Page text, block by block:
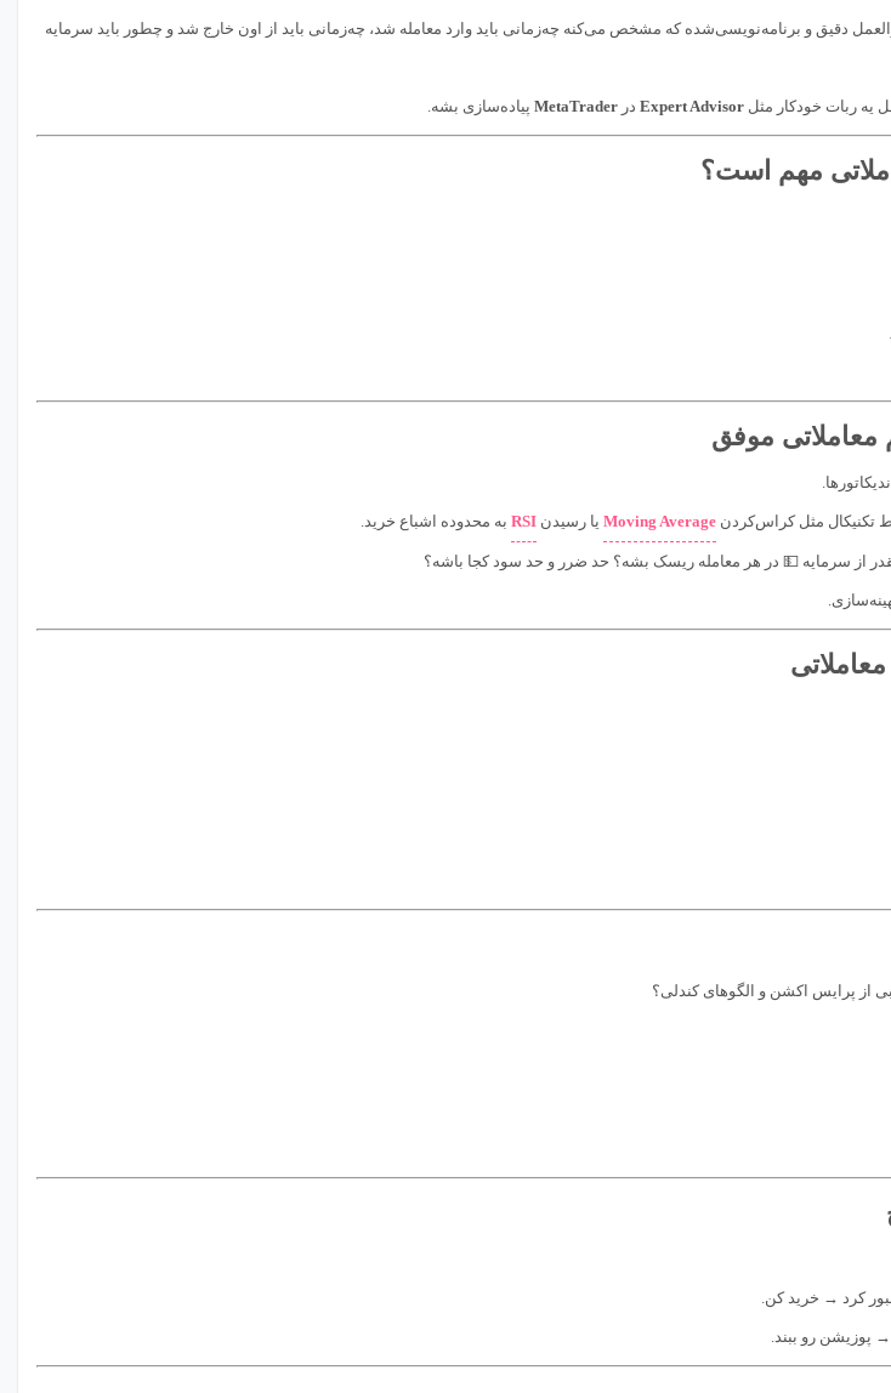
دقیق و برنامه‌نویسی‌شده که مشخص می‌کنه چه‌زمانی باید وارد معامله شد، چه‌زمانی باید از اون خارج شد و چطور باید سرمایه
یه ربات خودکار مثلExpert Advisor درMetaTrader پیاده‌سازی بشه.
مهم است؟
معاملاتی موفق
تکنیکال مثل کراس‌کردنMoving Average یا رسیدنRSI به محدوده اشباع خرید.
از سرمایه 💵 در هر معامله ریسک بشه؟ حد ضرر و حد سود کجا باشه؟
از پرایس اکشن و الگوهای کندلی؟
پوزیشن رو ببند.